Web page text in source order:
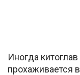
Иногда
прохаживается